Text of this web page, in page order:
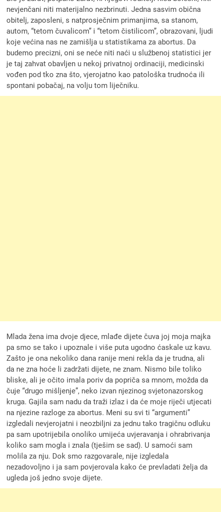
nevjenčani niti materijalno nezbrinuti. Jedna sasvim obična
obitelj, zaposleni, s natprosječnim primanjima, sa stanom,
autom, “tetom čuvalicom” i “tetom čistilicom”, obrazovani, ljudi
koje većina nas ne zamišlja u statistikama za abortus. Da
budemo precizni, oni se neće niti naći u službenoj statistici jer
je taj zahvat obavljen u nekoj privatnoj ordinaciji, medicinski
vođen pod tko zna što, vjerojatno kao patološka trudnoća ili
spontani pobačaj, na volju tom liječniku.
Mlada žena ima dvoje djece, mlađe dijete čuva joj moja majka
pa smo se tako i upoznale i više puta ugodno ćaskale uz kavu.
Zašto je ona nekoliko dana ranije meni rekla da je trudna, ali
da ne zna hoće li zadržati dijete, ne znam. Nismo bile toliko
bliske, ali je očito imala poriv da popriča sa mnom, možda da
čuje “drugo mišljenje”, neko izvan njezinog svjetonazorskog
kruga. Gajila sam nadu da traži izlaz i da će moje riječi utjecati
na njezine razloge za abortus. Meni su svi ti “argumenti”
izgledali nevjerojatni i neozbiljni za jednu tako tragičnu odluku
pa sam upotrijebila onoliko umijeća uvjeravanja i ohrabrivanja
koliko sam mogla i znala (tješim se sad). U samoći sam
molila za nju. Dok smo razgovarale, nije izgledala
nezadovoljno i ja sam povjerovala kako će prevladati želja da
ugleda još jedno svoje dijete.